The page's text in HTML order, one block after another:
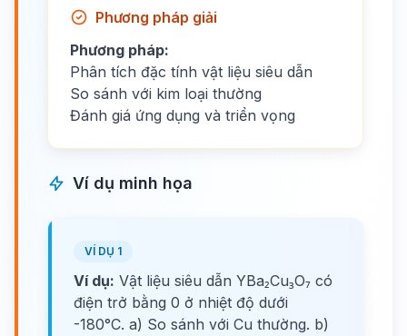
Phương pháp giải
Phương pháp:
Phân tích đặc tính vật liệu siêu dẫn
So sánh với kim loại thường
Đánh giá ứng dụng và triển vọng
Ví dụ minh họa
VÍ DỤ 1
Ví dụ: Vật liệu siêu dẫn YBa₂Cu₃O₇ có
điện trở bằng 0 ở nhiệt độ dưới
-180°C. a) So sánh với Cu thường. b)